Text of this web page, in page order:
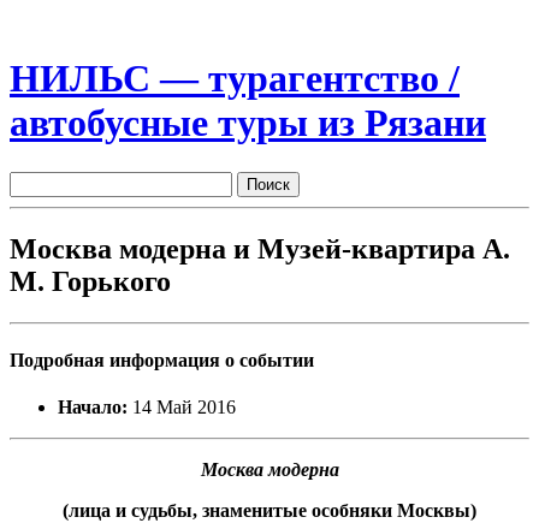
НИЛЬС — турагентство /
автобусные туры из Рязани
Москва модерна и Музей-квартира А.
М. Горького
Подробная информация о событии
Начало: 14 Май 2016
Москва модерна
(лица и судьбы, знаменитые особняки Москвы)